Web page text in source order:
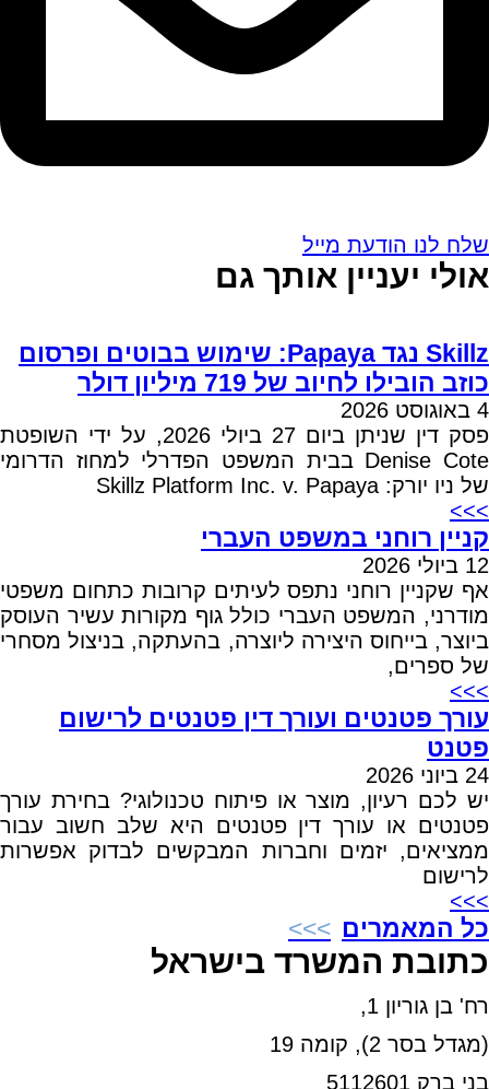
שלח לנו הודעת מייל
אולי יעניין אותך גם
Skillz נגד Papaya: שימוש בבוטים ופרסום
כוזב הובילו לחיוב של 719 מיליון דולר
4 באוגוסט 2026
פסק דין שניתן ביום 27 ביולי 2026, על ידי השופטת
Denise Cote בבית המשפט הפדרלי למחוז הדרומי
של ניו יורק: Skillz Platform Inc. v. Papaya
>>>
קניין רוחני במשפט העברי
12 ביולי 2026
אף שקניין רוחני נתפס לעיתים קרובות כתחום משפטי
מודרני, המשפט העברי כולל גוף מקורות עשיר העוסק
ביוצר, בייחוס היצירה ליוצרה, בהעתקה, בניצול מסחרי
של ספרים,
>>>
עורך פטנטים ועורך דין פטנטים לרישום
פטנט
24 ביוני 2026
יש לכם רעיון, מוצר או פיתוח טכנולוגי? בחירת עורך
פטנטים או עורך דין פטנטים היא שלב חשוב עבור
ממציאים, יזמים וחברות המבקשים לבדוק אפשרות
לרישום
>>>
כל המאמרים
כתובת המשרד בישראל
רח' בן גוריון 1,
(מגדל בסר 2), קומה 19
בני ברק 5112601